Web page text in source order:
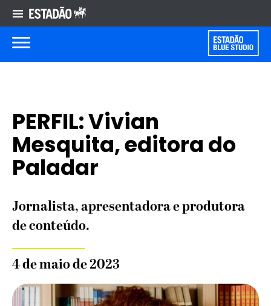
PERFIL: Vivian
Mesquita, editora do
Paladar
Jornalista, apresentadora e produtora
de conteúdo.
4 de maio de 2023